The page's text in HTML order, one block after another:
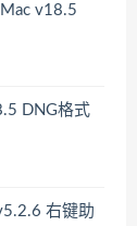
v18.5
DNG格式
右键助